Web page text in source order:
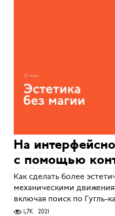
На
с помощью
Как сделать более
механическими
включая поиск по Гугль-
1,7K 2021